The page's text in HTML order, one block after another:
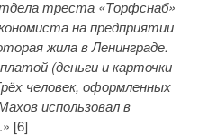
треста «Торфснаб»
на предприятии
жила в Ленинграде.
(деньги и карточки
человек, оформленных
использовал в
[6]